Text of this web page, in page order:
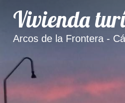
Vivienda
Arcos de la Frontera -